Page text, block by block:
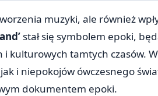
muzyki, ale również
stał się symbolem epoki,
kulturowych tamtych czasów.
i niepokojów ówczesnego
dokumentem epoki.